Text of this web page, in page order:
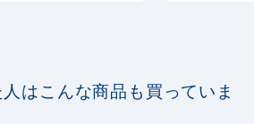
はこんな商品も買っていま